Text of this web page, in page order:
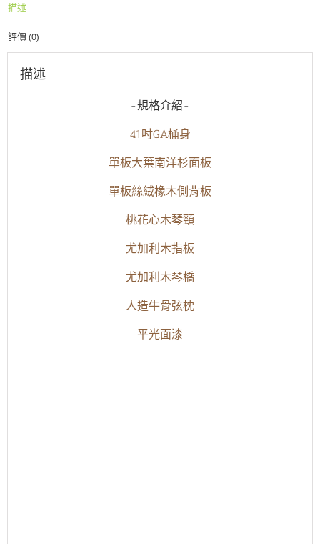
系
描述
評價 (0)
描述
-規格介紹-
41吋GA桶身
單板大葉南洋杉面板
單板絲絨橡木側背板
桃花心木琴頸
尤加利木指板
尤加利木琴橋
人造牛骨弦枕
平光面漆